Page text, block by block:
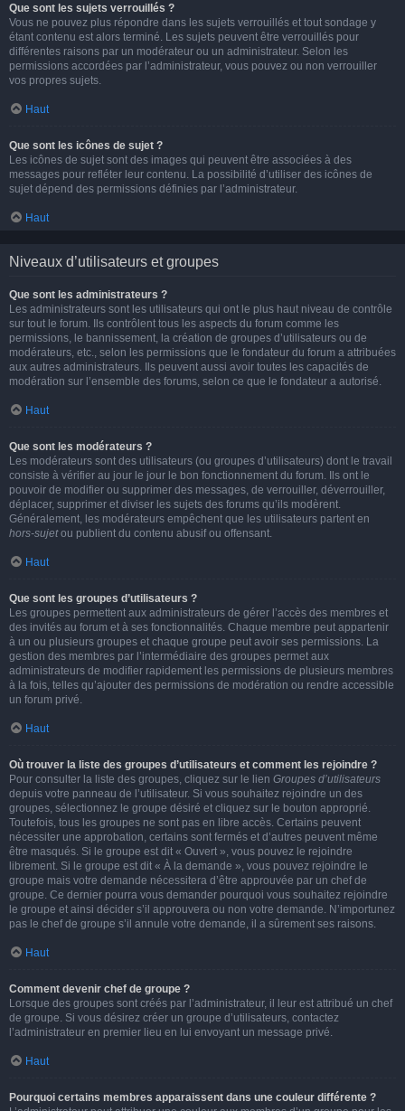
Que sont les sujets verrouillés ?
Vous ne pouvez plus répondre dans les sujets verrouillés et tout sondage y
étant contenu est alors terminé. Les sujets peuvent être verrouillés pour
différentes raisons par un modérateur ou un administrateur. Selon les
permissions accordées par l’administrateur, vous pouvez ou non verrouiller
vos propres sujets.
Haut
Que sont les icônes de sujet ?
Les icônes de sujet sont des images qui peuvent être associées à des
messages pour refléter leur contenu. La possibilité d’utiliser des icônes de
sujet dépend des permissions définies par l’administrateur.
Haut
Niveaux d’utilisateurs et groupes
Que sont les administrateurs ?
Les administrateurs sont les utilisateurs qui ont le plus haut niveau de contrôle
sur tout le forum. Ils contrôlent tous les aspects du forum comme les
permissions, le bannissement, la création de groupes d’utilisateurs ou de
modérateurs, etc., selon les permissions que le fondateur du forum a attribuées
aux autres administrateurs. Ils peuvent aussi avoir toutes les capacités de
modération sur l’ensemble des forums, selon ce que le fondateur a autorisé.
Haut
Que sont les modérateurs ?
Les modérateurs sont des utilisateurs (ou groupes d’utilisateurs) dont le travail
consiste à vérifier au jour le jour le bon fonctionnement du forum. Ils ont le
pouvoir de modifier ou supprimer des messages, de verrouiller, déverrouiller,
déplacer, supprimer et diviser les sujets des forums qu’ils modèrent.
Généralement, les modérateurs empêchent que les utilisateurs partent en
hors-sujetou publient du contenu abusif ou offensant.
Haut
Que sont les groupes d’utilisateurs ?
Les groupes permettent aux administrateurs de gérer l’accès des membres et
des invités au forum et à ses fonctionnalités. Chaque membre peut appartenir
à un ou plusieurs groupes et chaque groupe peut avoir ses permissions. La
gestion des membres par l’intermédiaire des groupes permet aux
administrateurs de modifier rapidement les permissions de plusieurs membres
à la fois, telles qu’ajouter des permissions de modération ou rendre accessible
un forum privé.
Haut
Où trouver la liste des groupes d’utilisateurs et comment les rejoindre ?
Pour consulter la liste des groupes, cliquez sur le lien Groupes d’utilisateurs
depuis votre panneau de l’utilisateur. Si vous souhaitez rejoindre un des
groupes, sélectionnez le groupe désiré et cliquez sur le bouton approprié.
Toutefois, tous les groupes ne sont pas en libre accès. Certains peuvent
nécessiter une approbation, certains sont fermés et d’autres peuvent même
être masqués. Si le groupe est dit « Ouvert », vous pouvez le rejoindre
librement. Si le groupe est dit « À la demande », vous pouvez rejoindre le
groupe mais votre demande nécessitera d’être approuvée par un chef de
groupe. Ce dernier pourra vous demander pourquoi vous souhaitez rejoindre
le groupe et ainsi décider s’il approuvera ou non votre demande. N’importunez
pas le chef de groupe s’il annule votre demande, il a sûrement ses raisons.
Haut
Comment devenir chef de groupe ?
Lorsque des groupes sont créés par l’administrateur, il leur est attribué un chef
de groupe. Si vous désirez créer un groupe d’utilisateurs, contactez
l’administrateur en premier lieu en lui envoyant un message privé.
Haut
Pourquoi certains membres apparaissent dans une couleur différente ?